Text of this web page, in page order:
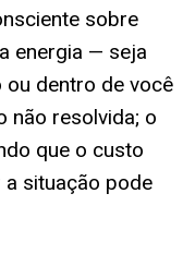
sobre
energia — seja
ou dentro de você
não resolvida; o
que o custo
a situação pode